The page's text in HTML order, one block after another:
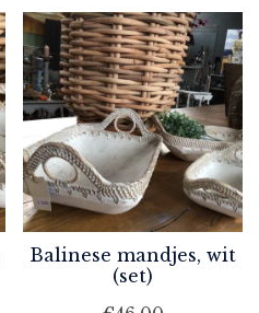
Balinese mandjes, wit
(set)